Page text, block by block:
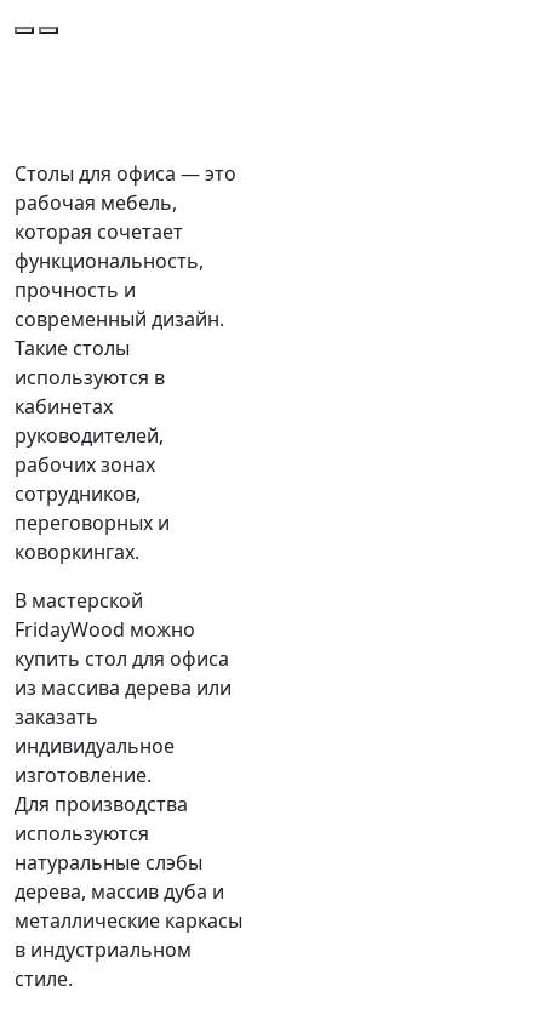
Столы для офиса — это
рабочая мебель,
которая сочетает
функциональность,
прочность и
современный дизайн.
Такие столы
используются в
кабинетах
руководителей,
рабочих зонах
сотрудников,
переговорных и
коворкингах.
В мастерской
FridayWood можно
купить стол для офиса
из массива дерева или
заказать
индивидуальное
изготовление.
Для производства
используются
натуральные слэбы
дерева, массив дуба и
металлические каркасы
в индустриальном
стиле.